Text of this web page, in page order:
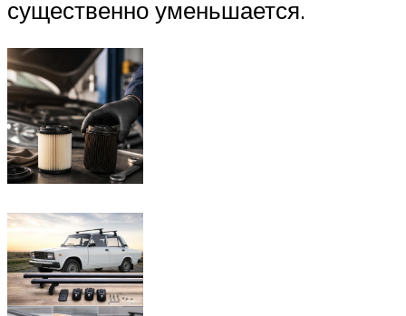
существенно уменьшается.